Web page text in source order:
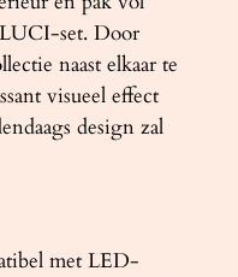
set. Door
naast elkaar te
visueel effect
design zal
met LED-